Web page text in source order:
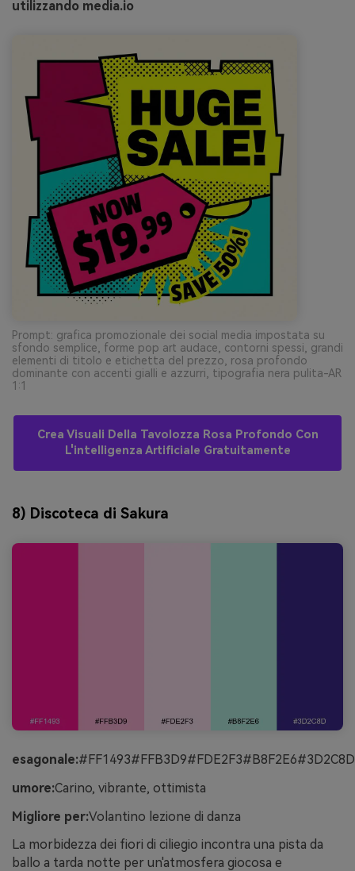
utilizzando media.io
Prompt: grafica promozionale dei social media impostata su
sfondo semplice, forme pop art audace, contorni spessi, grandi
elementi di titolo e etichetta del prezzo, rosa profondo
dominante con accenti gialli e azzurri, tipografia nera pulita-AR
1:1
Crea Visuali Della Tavolozza Rosa Profondo Con
L'intelligenza Artificiale Gratuitamente
8) Discoteca di Sakura
esagonale:#FF1493#FFB3D9#FDE2F3#B8F2E6#3D2C8D
umore:Carino, vibrante, ottimista
Migliore per:Volantino lezione di danza
La morbidezza dei fiori di ciliegio incontra una pista da
ballo a tarda notte per un'atmosfera giocosa e